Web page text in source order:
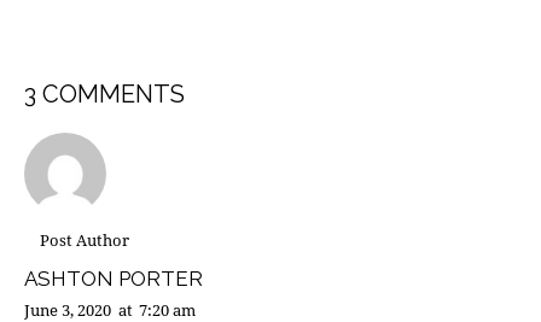
3 COMMENTS
Post Author
ASHTON PORTER
June 3, 2020 at 7:20 am